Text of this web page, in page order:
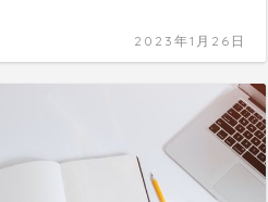
2023年1月26日